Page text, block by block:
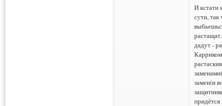
И кстати
сути,
дадут -
замен(и